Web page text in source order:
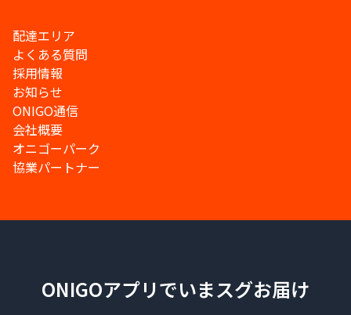
配達エリア
よくある質問
採用情報
お知らせ
ONIGO通信
会社概要
オニゴーパーク
協業パートナー
ONIGOアプリでいまスグお届け